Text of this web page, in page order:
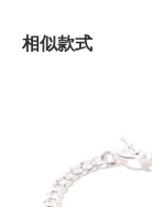
相似款式